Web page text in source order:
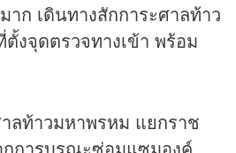
าก เดินทางสักการะศาลท้าว
งจุดตรวจทางเข้า พร้อม
ลท้าวมหาพรหม แยกราช